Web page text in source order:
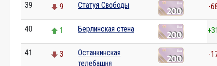
39 9 Статуя Свободы -
40 1 Берлинская стена
41 3
Останкинская
телебашня
-